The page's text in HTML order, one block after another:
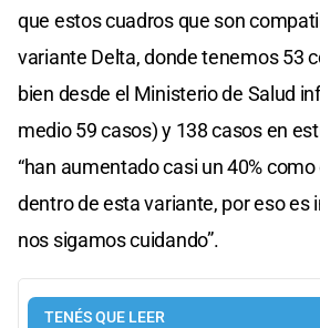
que estos cuadros que son
variante Delta, donde tenemos 53
bien desde el Ministerio de Salud
medio 59 casos) y 138 casos en
“han aumentado casi un 40%
dentro de esta variante, por eso es
nos sigamos cuidando”.
TENÉS QUE LEER